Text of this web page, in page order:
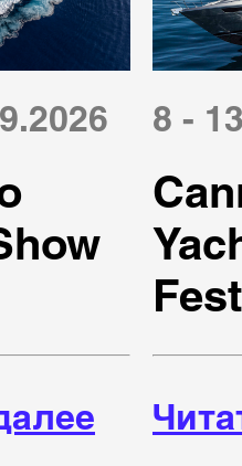
8 -